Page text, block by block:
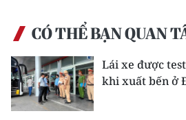
Đồng bằng sông Cửu Long
Chuyên trang Hà Nội
CÓ THỂ BẠN QUAN
Lái xe được
khi xuất bến ở